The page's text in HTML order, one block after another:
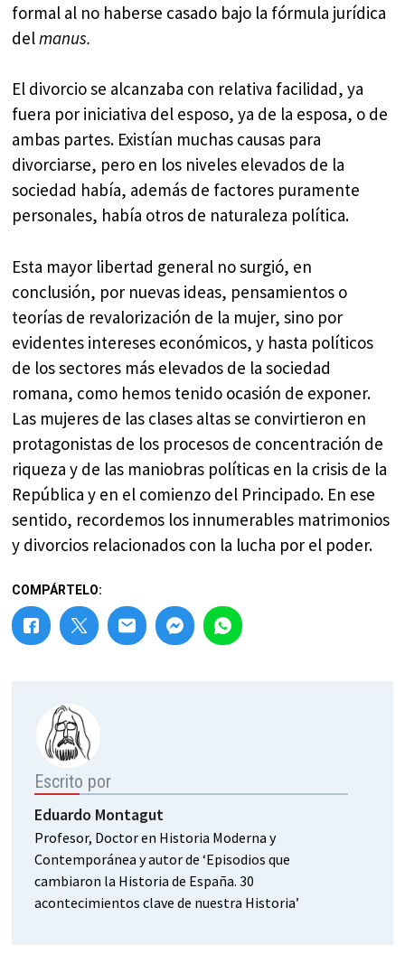
formal al no haberse casado bajo la fórmula jurídica
delmanus.
El divorcio se alcanzaba con relativa facilidad, ya
fuera por iniciativa del esposo, ya de la esposa, o de
ambas partes. Existían muchas causas para
divorciarse, pero en los niveles elevados de la
sociedad había, además de factores puramente
personales, había otros de naturaleza política.
Esta mayor libertad general no surgió, en
conclusión, por nuevas ideas, pensamientos o
teorías de revalorización de la mujer, sino por
evidentes intereses económicos, y hasta políticos
de los sectores más elevados de la sociedad
romana, como hemos tenido ocasión de exponer.
Las mujeres de las clases altas se convirtieron en
protagonistas de los procesos de concentración de
riqueza y de las maniobras políticas en la crisis de la
República y en el comienzo del Principado. En ese
sentido, recordemos los innumerables matrimonios
y divorcios relacionados con la lucha por el poder.
COMPÁRTELO:
Escrito por
Eduardo Montagut
Profesor, Doctor en Historia Moderna y
Contemporánea y autor de ‘Episodios que
cambiaron la Historia de España. 30
acontecimientos clave de nuestra Historia’